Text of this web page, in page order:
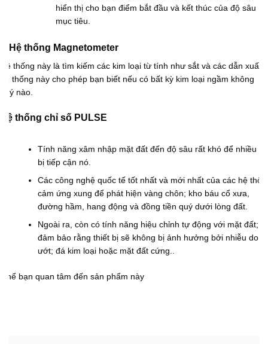
hiển thị cho bạn điểm bắt đầu và kết thúc của độ sâu
mục tiêu.
Hệ thống Magnetometer
Hệ thống này là tìm kiếm các kim loại từ tính như sắt và các dẫn xuất;
hệ thống này cho phép bạn biết nếu có bất kỳ kim loại ngầm không
quý nào.
Hệ thống chỉ số PULSE
Tính năng xâm nhập mặt đất đến độ sâu rất khó để nhiều
bị tiếp cận nó.
Các công nghệ quốc tế tốt nhất và mới nhất của các hệ
cảm ứng xung để phát hiện vàng chôn; kho báu cổ xưa,
đường hầm, hang động và đồng tiền quý dưới lòng đất.
Ngoài ra, còn có tính năng hiệu chỉnh tự động với mặt đất;
đảm bảo rằng thiết bị sẽ không bị ảnh hưởng bởi nhiễu do
ướt; đá kim loại hoặc mặt đất cứng..
thể bạn quan tâm đến sản phẩm này